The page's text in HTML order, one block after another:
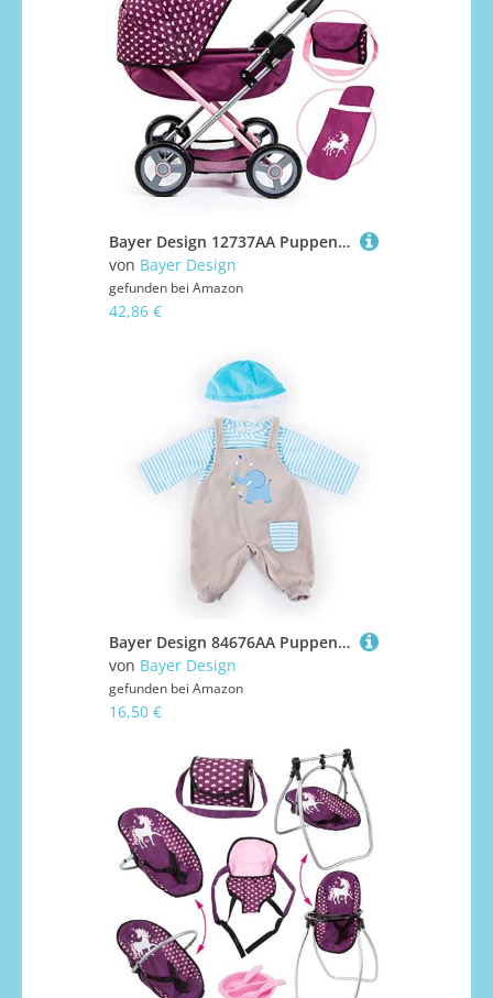
Bayer Design 12737AA Puppenwagen Cosy, zusammenklappbar, inklusive Tasche und Bettdecke, modern, rosa mit Einhorn Motiv, 46 cm
von Bayer Design
gefunden bei Amazon
42,86 €
Bayer Design 84676AA Puppenkleidung, Puppenoutfit 40-46 cm, mehrteilige Puppenanziehsachen, Puppenzubehör
von Bayer Design
gefunden bei Amazon
16,50 €